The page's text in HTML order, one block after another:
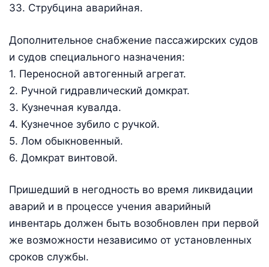
33. Струбцина аварийная.
Дополнительное снабжение пассажирских судов
и судов специального назначения:
1. Переносной автогенный агрегат.
2. Ручной гидравлический домкрат.
3. Кузнечная кувалда.
4. Кузнечное зубило с ручкой.
5. Лом обыкновенный.
6. Домкрат винтовой.
Пришедший в негодность во время ликвидации
аварий и в процессе учения аварийный
инвентарь должен быть возобновлен при первой
же возможности независимо от установленных
сроков службы.